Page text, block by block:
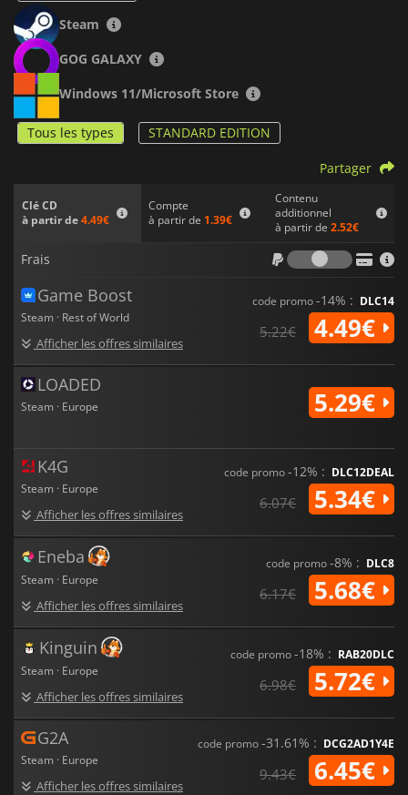
Steam
GOG GALAXY
Windows 11/Microsoft Store
Tous les types STANDARD EDITION
Clé CD
à partir de4.49€
Compte
à partir de 1.39€
Contenu
additionnel
à partir de 2.52€
Partager
Frais
Frais
Game Boost
Steam · Rest of World
Afficher les offres similaires
code promo-14% : DLC14
5.22€ 4.49€
LOADED
Steam · Europe 5.29€
K4G
Steam · Europe
Afficher les offres similaires
code promo-12% : DLC12DEAL
6.07€ 5.34€
Eneba
Steam · Europe
Afficher les offres similaires
code promo-8% : DLC8
6.17€ 5.68€
Kinguin
Steam · Europe
Afficher les offres similaires
code promo-18% : RAB20DLC
6.98€ 5.72€
G2A
Steam · Europe
Afficher les offres similaires
code promo-31.61% : DCG2AD1Y4E
9.43€ 6.45€